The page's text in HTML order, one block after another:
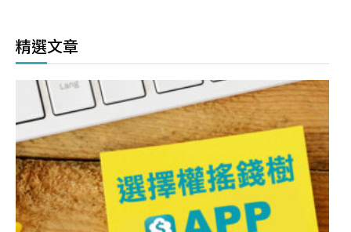
精選文章